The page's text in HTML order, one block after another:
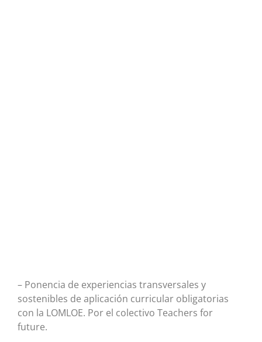
– Ponencia de experiencias transversales y
sostenibles de aplicación curricular obligatorias
con la LOMLOE. Por el colectivo Teachers for
future.